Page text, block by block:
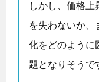
しかし、価格上
を失わないか、
化をどのように
題となりそうで